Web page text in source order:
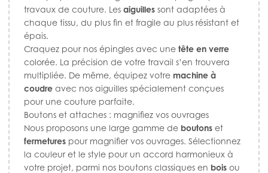
travaux de couture. Les aiguilles sont adaptées à
chaque tissu, du plus fin et fragile au plus résistant et
épais.
Craquez pour nos épingles avec une tête en verre
colorée. La précision de votre travail s’en trouvera
multipliée. De même, équipez votre machine à
coudre avec nos aiguilles spécialement conçues
pour une couture parfaite.
Boutons et attaches : magnifiez vos ouvrages
Nous proposons une large gamme de boutons et
fermetures pour magnifier vos ouvrages. Sélectionnez
la couleur et le style pour un accord harmonieux à
votre projet, parmi nos boutons classiques en bois ou